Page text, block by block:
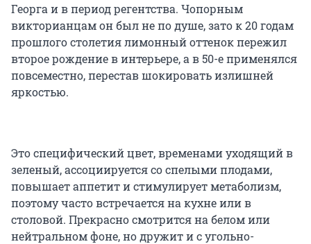
Георга и в период регентства. Чопорным
викторианцам он был не по душе, зато к 20 годам
прошлого столетия лимонный оттенок пережил
второе рождение в интерьере, а в 50-е применялся
повсеместно, перестав шокировать излишней
яркостью.
Это специфический цвет, временами уходящий в
зеленый, ассоциируется со спелыми плодами,
повышает аппетит и стимулирует метаболизм,
поэтому часто встречается на кухне или в
столовой. Прекрасно смотрится на белом или
нейтральном фоне, но дружит и с угольно-